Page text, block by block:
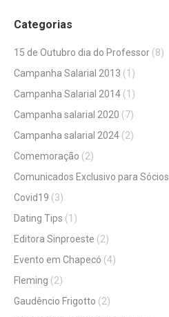
Categorias
15 de Outubro dia do Professor (8)
Campanha Salarial 2013 (1)
Campanha Salarial 2014 (1)
Campanha salarial 2020 (7)
Campanha salarial 2024 (2)
Comemoração (2)
Comunicados Exclusivo para Sócios
Covid19 (3)
Dating Tips (1)
Editora Sinproeste (2)
Evento em Chapecó (4)
Fleming (2)
Gaudêncio Frigotto (2)